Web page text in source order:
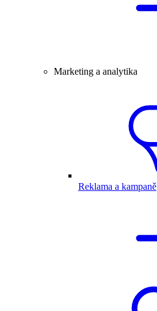
Marketing a analytika
Reklama a kampaně